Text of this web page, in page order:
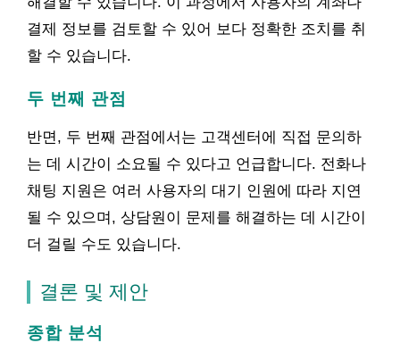
결제 정보를 검토할 수 있어 보다 정확한 조치를 취
할 수 있습니다.
두 번째 관점
반면, 두 번째 관점에서는 고객센터에 직접 문의하
는 데 시간이 소요될 수 있다고 언급합니다. 전화나
채팅 지원은 여러 사용자의 대기 인원에 따라 지연
될 수 있으며, 상담원이 문제를 해결하는 데 시간이
더 걸릴 수도 있습니다.
결론 및 제안
종합 분석